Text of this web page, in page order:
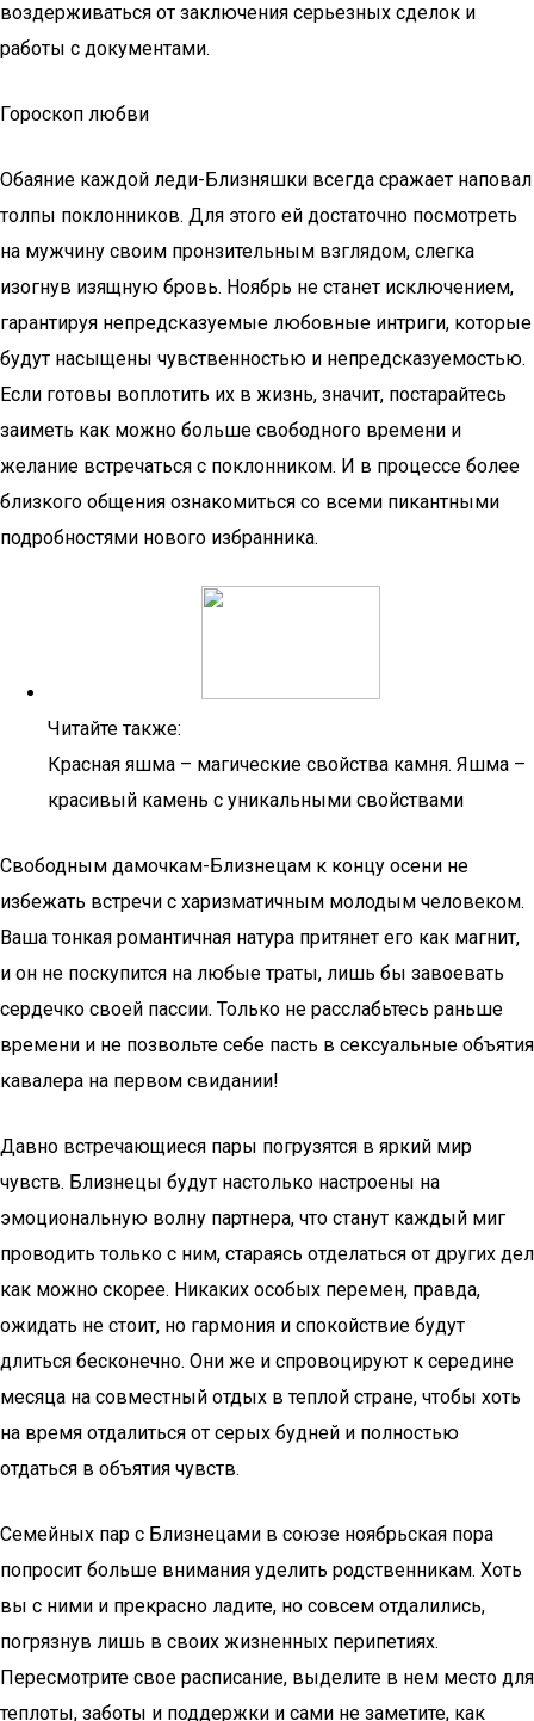
воздерживаться от заключения серьезных сделок и
работы с документами.
Гороскоп любви
Обаяние каждой леди-Близняшки всегда сражает наповал
толпы поклонников. Для этого ей достаточно посмотреть
на мужчину своим пронзительным взглядом, слегка
изогнув изящную бровь. Ноябрь не станет исключением,
гарантируя непредсказуемые любовные интриги, которые
будут насыщены чувственностью и непредсказуемостью.
Если готовы воплотить их в жизнь, значит, постарайтесь
заиметь как можно больше свободного времени и
желание встречаться с поклонником. И в процессе более
близкого общения ознакомиться со всеми пикантными
подробностями нового избранника.
Читайте также:
Красная яшма – магические свойства камня. Яшма –
красивый камень с уникальными свойствами
Свободным дамочкам-Близнецам к концу осени не
избежать встречи с харизматичным молодым человеком.
Ваша тонкая романтичная натура притянет его как магнит,
и он не поскупится на любые траты, лишь бы завоевать
сердечко своей пассии. Только не расслабьтесь раньше
времени и не позвольте себе пасть в сексуальные объятия
кавалера на первом свидании!
Давно встречающиеся пары погрузятся в яркий мир
чувств. Близнецы будут настолько настроены на
эмоциональную волну партнера, что станут каждый миг
проводить только с ним, стараясь отделаться от других дел
как можно скорее. Никаких особых перемен, правда,
ожидать не стоит, но гармония и спокойствие будут
длиться бесконечно. Они же и спровоцируют к середине
месяца на совместный отдых в теплой стране, чтобы хоть
на время отдалиться от серых будней и полностью
отдаться в объятия чувств.
Семейных пар с Близнецами в союзе ноябрьская пора
попросит больше внимания уделить родственникам. Хоть
вы с ними и прекрасно ладите, но совсем отдалились,
погрязнув лишь в своих жизненных перипетиях.
Пересмотрите свое расписание, выделите в нем место для
теплоты, заботы и поддержки и сами не заметите, как